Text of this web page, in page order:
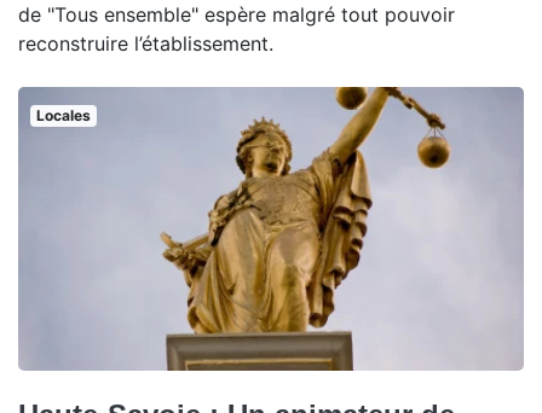
de "Tous ensemble" espère malgré tout pouvoir
reconstruire l’établissement.
Locales